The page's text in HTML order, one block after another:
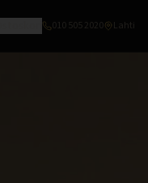
010 505 2020 Lahti